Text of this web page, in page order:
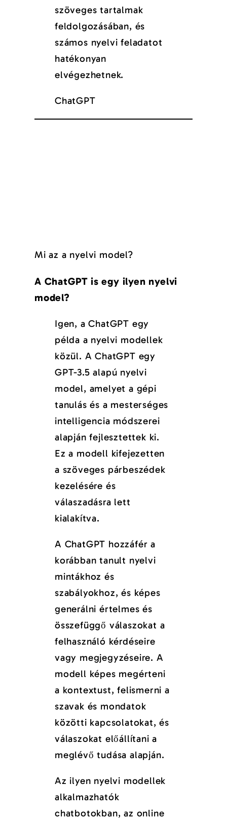
szöveges tartalmak
feldolgozásában, és
számos nyelvi feladatot
hatékonyan
elvégezhetnek.
ChatGPT
Mi az a nyelvi model?
A ChatGPT is egy ilyen nyelvi
model?
Igen, a ChatGPT egy
példa a nyelvi modellek
közül. A ChatGPT egy
GPT-3.5 alapú nyelvi
model, amelyet a gépi
tanulás és a mesterséges
intelligencia módszerei
alapján fejlesztettek ki.
Ez a modell kifejezetten
a szöveges párbeszédek
kezelésére és
válaszadásra lett
kialakítva.
A ChatGPT hozzáfér a
korábban tanult nyelvi
mintákhoz és
szabályokhoz, és képes
generálni értelmes és
összefüggő válaszokat a
felhasználó kérdéseire
vagy megjegyzéseire. A
modell képes megérteni
a kontextust, felismerni a
szavak és mondatok
közötti kapcsolatokat, és
válaszokat előállítani a
meglévő tudása alapján.
Az ilyen nyelvi modellek
alkalmazhatók
chatbotokban, az online